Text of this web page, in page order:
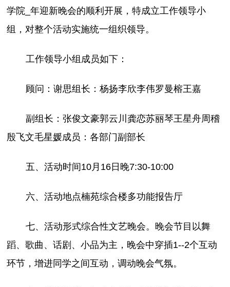
学院_年迎新晚会的顺利开展，特成立工作领导小
组，对整个活动实施统一组织领导。
工作领导小组成员如下：
顾问：谢思组长：杨扬李欣李伟罗曼榕王嘉
副组长：张俊文豪郭云川龚恋苏丽琴王星舟周稽
殷飞文毛星媛成员：各部门副部长
五、活动时间10月16日晚7:30-10:00
六、活动地点楠苑综合楼多功能报告厅
七、活动形式综合性文艺晚会。晚会节目以舞
蹈、歌曲、话剧、小品为主，晚会中穿插1--2个互动
环节，增进同学之间互动，调动晚会气氛。